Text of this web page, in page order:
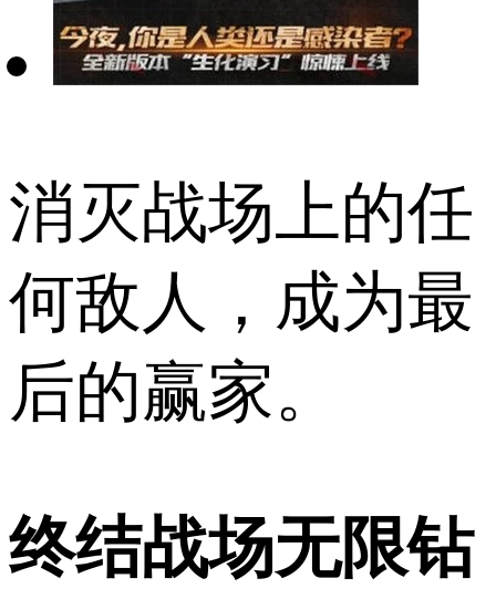
消灭战场上的任
何敌人，成为最
后的赢家。
终结战场无限钻